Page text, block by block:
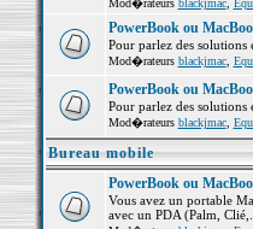
Mod�rateurs blackjmac,
PowerBook ou
Pour parlez des
Mod�rateurs blackjmac,
PowerBook ou
Pour parlez des
Mod�rateurs blackjmac,
Bureau mobile
PowerBook ou
Vous avez un portable
avec un PDA (Palm,